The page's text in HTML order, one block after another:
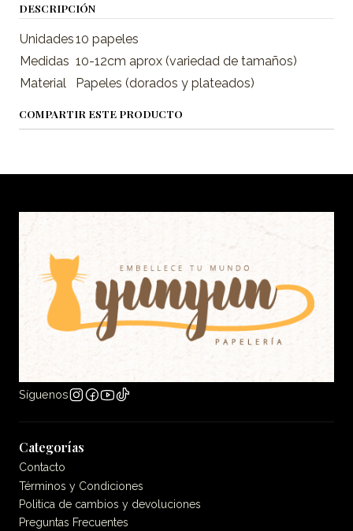
DESCRIPCIÓN
Unidades10 papeles
Medidas 10-12cm aprox (variedad de tamaños)
Material
Papeles (dorados y plateados)
COMPARTIR ESTE PRODUCTO
Síguenos
Categorías
Contacto
Términos y Condiciones
Politica de cambios y devoluciones
Preguntas Frecuentes